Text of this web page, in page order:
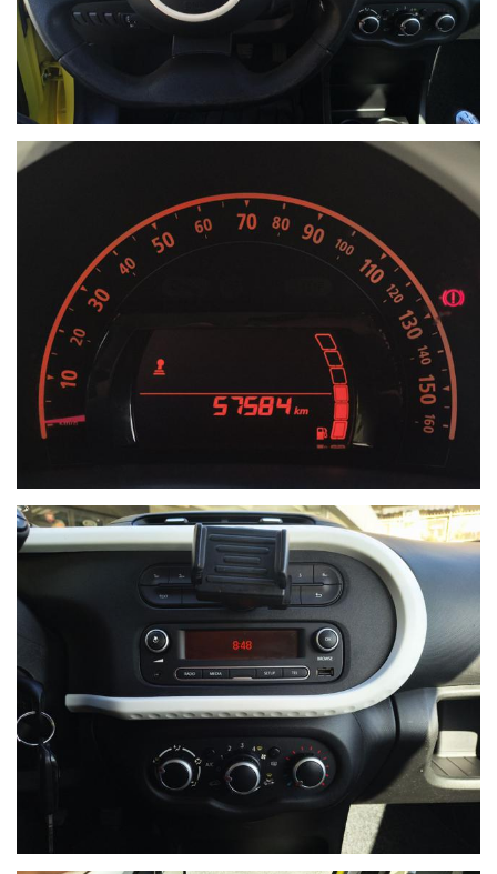
NON HAI TROVATO L'AUTO CHE
CERCHI?
Compila il modulo e ti contatteremo appena l'auto che
cerchi sarà disponibile